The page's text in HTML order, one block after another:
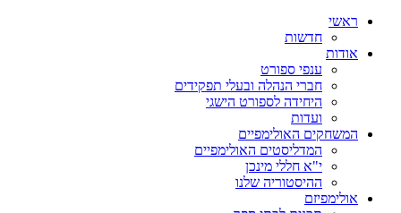
ראשי
חדשות
אודות
ענפי ספורט
חברי הנהלה ובעלי תפקידים
היחידה לספורט הישגי
ועדות
המשחקים האולימפיים
המדליסטים האולימפיים
י"א חללי מינכן
ההיסטוריה שלנו
אולימפיזם